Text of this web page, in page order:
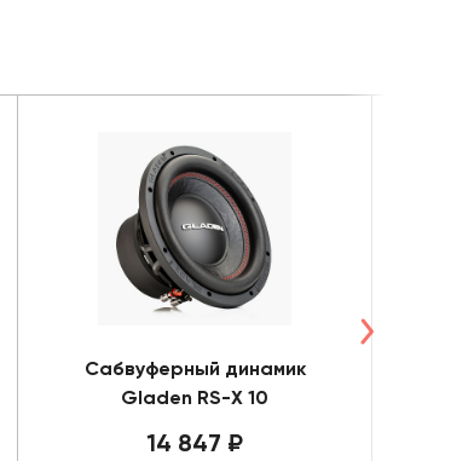
Сабвуферный динамик
Gladen RS-X 10
14 847 ₽